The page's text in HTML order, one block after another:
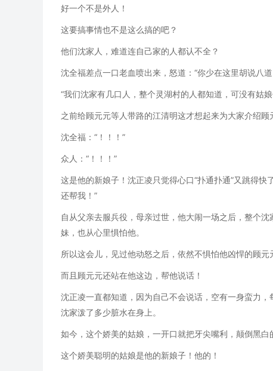
好一个不是外人！
这要搞事情也不是这么搞的吧？
他们沈家人，难道连自己家的人都认不全？
沈全福差点一口老血喷出来，怒道：“你少在这里胡说八道
“我们沈家有几口人，整个灵湖村的人都知道，可没有姑
之前给顾元元等人带路的江清明这才想起来为大家介绍
沈全福：“！！！”
众人：“！！！”
这是他的新娘子！沈正凌只觉得心口“扑通扑通”又跳得
还帮我！”
自从父亲去服兵役，母亲过世，他大闹一场之后，整个
妹，也从心里惧怕他。
所以这会儿，见过他动怒之后，依然不惧怕他凶悍的顾元
而且顾元元还站在他这边，帮他说话！
沈正凌一直都知道，因为自己不会说话，空有一身蛮力
沈家泼了多少脏水在身上。
如今，这个娇美的姑娘，一开口就把牙尖嘴利，颠倒黑
这个娇美聪明的姑娘是他的新娘子！他的！